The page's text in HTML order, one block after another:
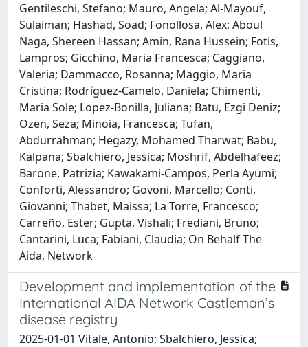
Gentileschi, Stefano; Mauro, Angela; Al-Mayouf,
Sulaiman; Hashad, Soad; Fonollosa, Alex; Aboul
Naga, Shereen Hassan; Amin, Rana Hussein; Fotis,
Lampros; Gicchino, Maria Francesca; Caggiano,
Valeria; Dammacco, Rosanna; Maggio, Maria
Cristina; Rodríguez-Camelo, Daniela; Chimenti,
Maria Sole; Lopez-Bonilla, Juliana; Batu, Ezgi Deniz;
Ozen, Seza; Minoia, Francesca; Tufan,
Abdurrahman; Hegazy, Mohamed Tharwat; Babu,
Kalpana; Sbalchiero, Jessica; Moshrif, Abdelhafeez;
Barone, Patrizia; Kawakami-Campos, Perla Ayumi;
Conforti, Alessandro; Govoni, Marcello; Conti,
Giovanni; Thabet, Maissa; La Torre, Francesco;
Carreño, Ester; Gupta, Vishali; Frediani, Bruno;
Cantarini, Luca; Fabiani, Claudia; On Behalf The
Aida, Network
Development and implementation of the
International AIDA Network Castleman’s
disease registry
2025-01-01 Vitale, Antonio; Sbalchiero, Jessica;